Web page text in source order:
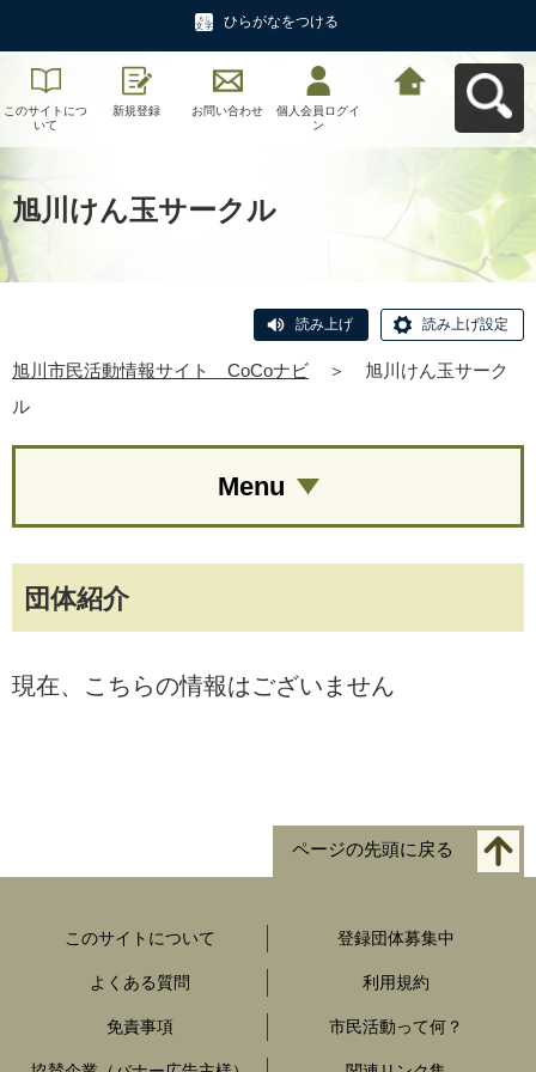
ひらがなをつける
このサイトにつ
いて
新規登録 お問い合わせ
個人会員ログイ
ン
旭川けん玉サークル
読み上げ 読み上げ設定
旭川市民活動情報サイト CoCoナビ ＞
旭川けん玉サーク
ル
団体紹介
現在、こちらの情報はございません
Menu
ページの先頭に戻る
このサイトについて 登録団体募集中
よくある質問 利用規約
免責事項 市民活動って何？